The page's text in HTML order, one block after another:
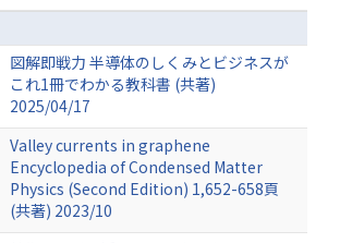
図解即戦力 半導体のしくみとビジネスが
これ1冊でわかる教科書 (共著)
2025/04/17
Valley currents in graphene
Encyclopedia of Condensed Matter
Physics (Second Edition) 1,652-658頁
(共著) 2023/10